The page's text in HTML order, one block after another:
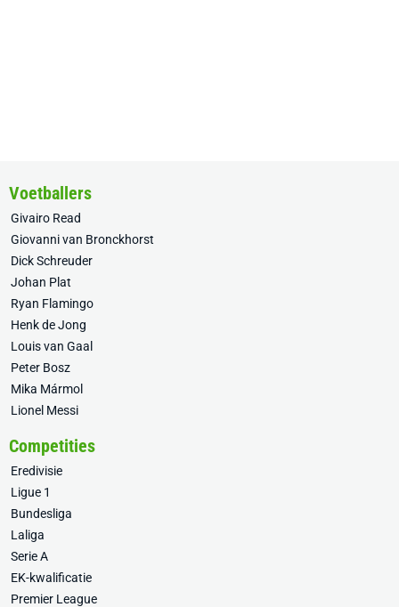
Voetballers
Givairo Read
Giovanni van Bronckhorst
Dick Schreuder
Johan Plat
Ryan Flamingo
Henk de Jong
Louis van Gaal
Peter Bosz
Mika Mármol
Lionel Messi
Competities
Eredivisie
Ligue 1
Bundesliga
Laliga
Serie A
EK-kwalificatie
Premier League